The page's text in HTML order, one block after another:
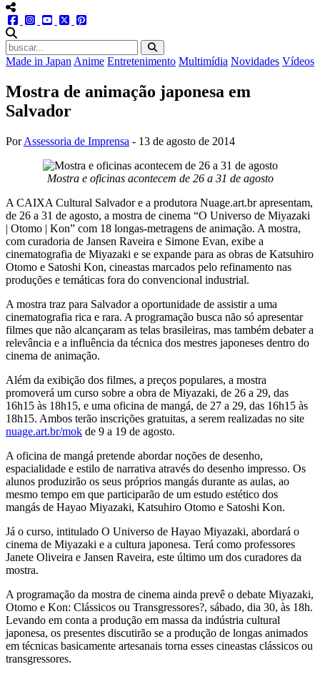
menu redes social
facebookinstagram
youtube
twitter
Made in Japan Anime Entretenimento Multimídia Novidades Vídeos
Mostra de animação japonesa em
Salvador
PorAssessoria de Imprensa - 13 de agosto de 2014
Mostra e oficinas acontecem de 26 a 31 de agosto
A CAIXA Cultural Salvador e a produtora Nuage.art.br apresentam,
de 26 a 31 de agosto, a mostra de cinema “O Universo de Miyazaki
| Otomo | Kon” com 18 longas-metragens de animação. A mostra,
com curadoria de Jansen Raveira e Simone Evan, exibe a
cinematografia de Miyazaki e se expande para as obras de Katsuhiro
Otomo e Satoshi Kon, cineastas marcados pelo refinamento nas
produções e temáticas fora do convencional industrial.
A mostra traz para Salvador a oportunidade de assistir a uma
cinematografia rica e rara. A programação busca não só apresentar
filmes que não alcançaram as telas brasileiras, mas também debater a
relevância e a influência da técnica dos mestres japoneses dentro do
cinema de animação.
Além da exibição dos filmes, a preços populares, a mostra
promoverá um curso sobre a obra de Miyazaki, de 26 a 29, das
16h15 às 18h15, e uma oficina de mangá, de 27 a 29, das 16h15 às
18h15. Ambos terão inscrições gratuitas, a serem realizadas no site
nuage.art.br/mok de 9 a 19 de agosto.
A oficina de mangá pretende abordar noções de desenho,
espacialidade e estilo de narrativa através do desenho impresso. Os
alunos produzirão os seus próprios mangás durante as aulas, ao
mesmo tempo em que participarão de um estudo estético dos
mangás de Hayao Miyazaki, Katsuhiro Otomo e Satoshi Kon.
Já o curso, intitulado O Universo de Hayao Miyazaki, abordará o
cinema de Miyazaki e a cultura japonesa. Terá como professores
Janete Oliveira e Jansen Raveira, este último um dos curadores da
mostra.
A programação da mostra de cinema ainda prevê o debate Miyazaki,
Otomo e Kon: Clássicos ou Transgressores?, sábado, dia 30, às 18h.
Levando em conta a produção em massa da indústria cultural
japonesa, os presentes discutirão se a produção de longas animados
em técnicas basicamente artesanais torna esses cineastas clássicos ou
transgressores.